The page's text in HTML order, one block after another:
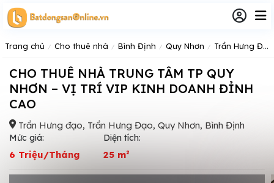
Trang chủ Cho thuê nhà Bình Định Quy Nhơn Trần Hưng Đạo
CHO THUÊ NHÀ TRUNG TÂM TP QUY
NHƠN – VỊ TRÍ VIP KINH DOANH ĐỈNH
CAO
Trần Hưng đạo, Trần Hưng Đạo, Quy Nhơn, Bình Định
Mức giá:
6 Triệu/Tháng
Diện tích:
25 m²